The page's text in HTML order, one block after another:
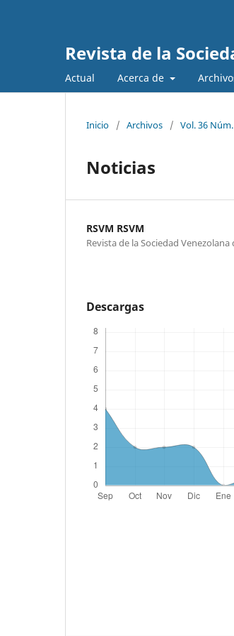
Revista de la
Actual Acerca de
Inicio / Archivos / Vol. 36
Noticias
RSVM RSVM
Revista de la Sociedad
Descargas